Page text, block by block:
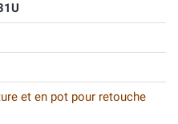
et en pot pour retouche